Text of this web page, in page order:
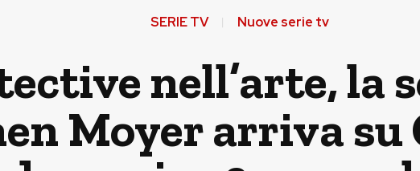
SERIE TV Nuove serie tv
nell’arte, la
Moyer arriva su